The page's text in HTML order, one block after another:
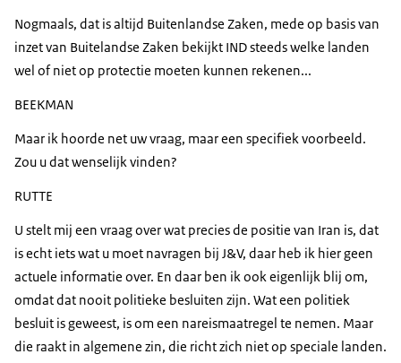
Nogmaals, dat is altijd Buitenlandse Zaken, mede op basis van
inzet van Buitelandse Zaken bekijkt IND steeds welke landen
wel of niet op protectie moeten kunnen rekenen...
BEEKMAN
Maar ik hoorde net uw vraag, maar een specifiek voorbeeld.
Zou u dat wenselijk vinden?
RUTTE
U stelt mij een vraag over wat precies de positie van Iran is, dat
is echt iets wat u moet navragen bij J&V, daar heb ik hier geen
actuele informatie over. En daar ben ik ook eigenlijk blij om,
omdat dat nooit politieke besluiten zijn. Wat een politiek
besluit is geweest, is om een nareismaatregel te nemen. Maar
die raakt in algemene zin, die richt zich niet op speciale landen.